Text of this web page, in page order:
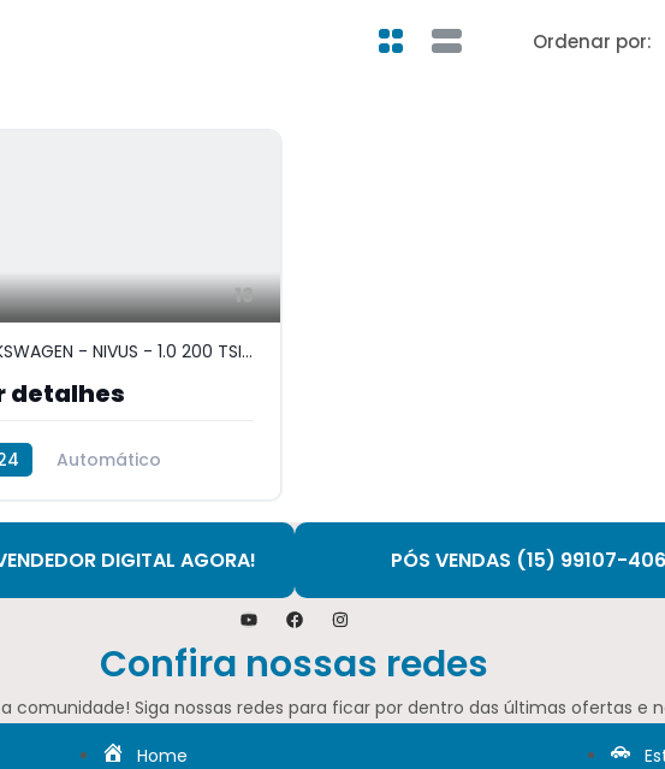
Ordenar por:
13
VOLKSWAGEN - NIVUS - 1.0 200 TSI TOTAL FLEX COMFORTLINE AUTOMÁTICO
detalhes
Automático
DIGITAL AGORA! PÓS VENDAS (15) 99107-
Confira nossas redes
comunidade! Siga nossas redes para ficar por dentro das últimas ofertas e
Home